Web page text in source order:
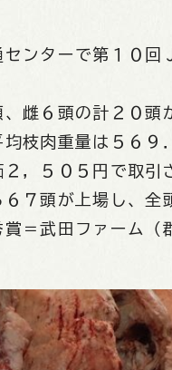
ンターで第１０回
雌６頭の計２０頭
枝肉重量は５６
，５０５円で取引
７頭が上場し、全
武田ファーム（